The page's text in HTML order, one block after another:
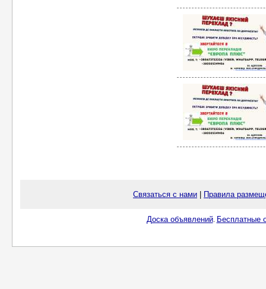
Связаться с нами Правила
Доска объявлений. Бесплатные